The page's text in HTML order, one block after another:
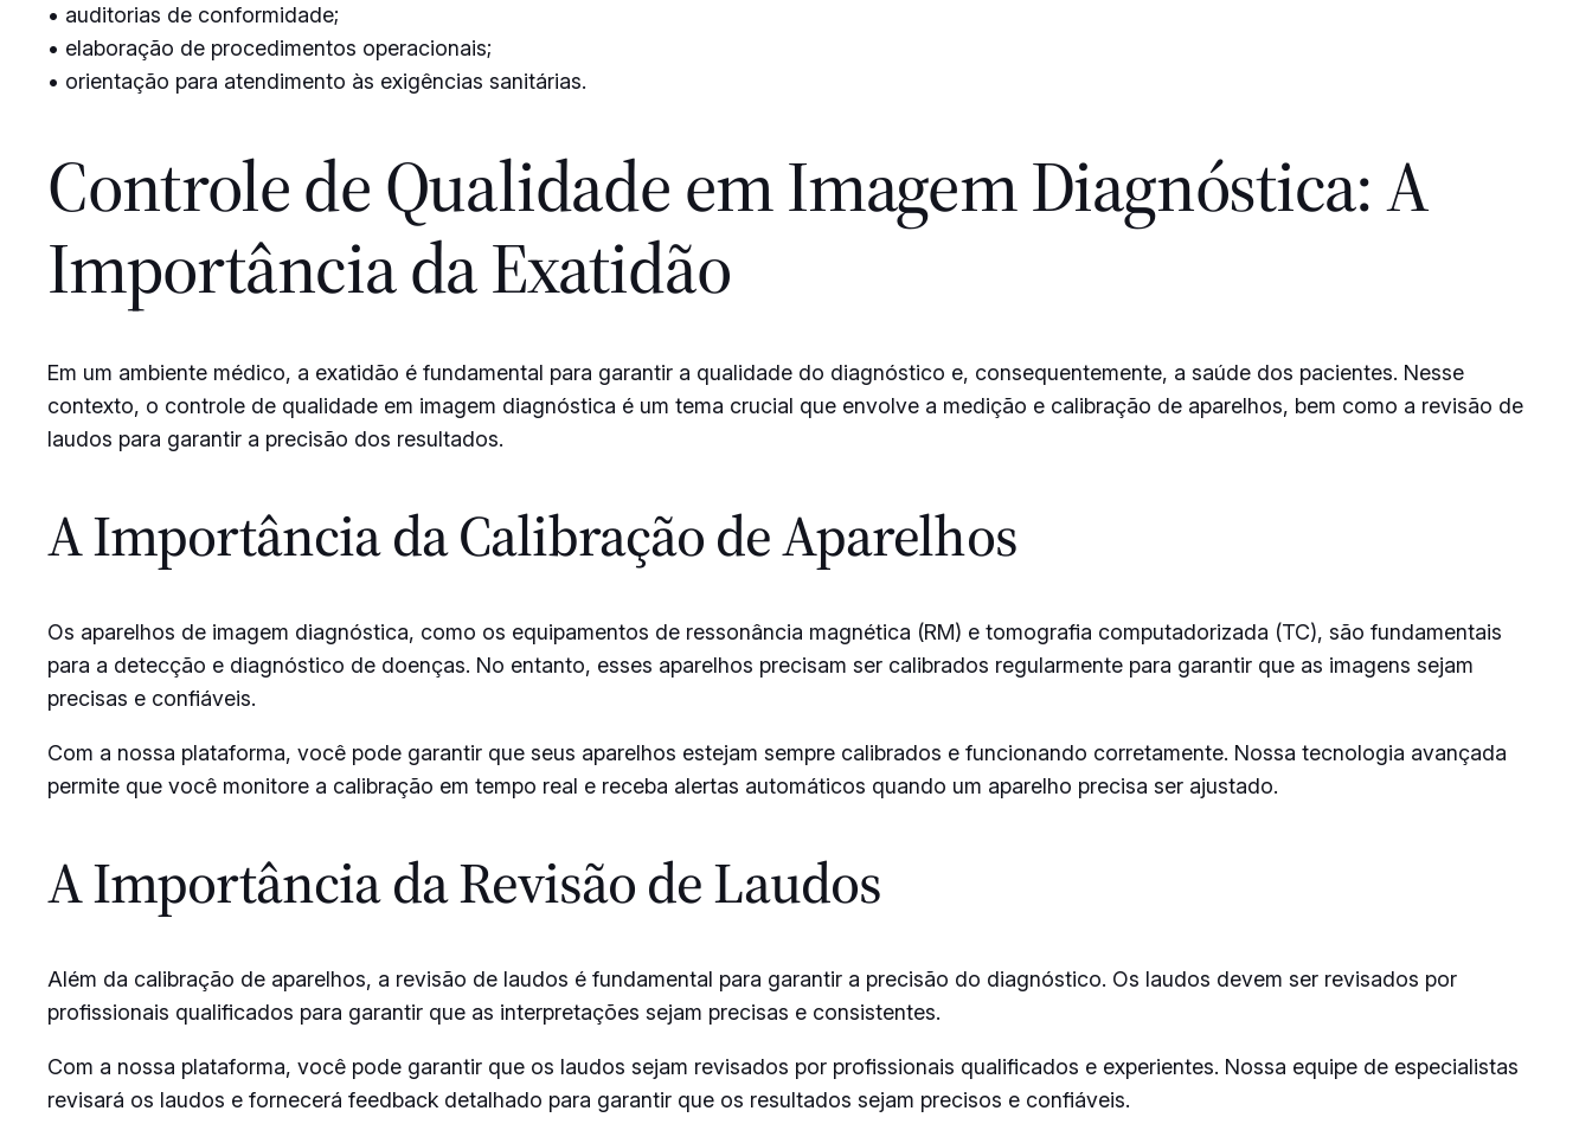
• auditorias de conformidade;
• elaboração de procedimentos operacionais;
• orientação para atendimento às exigências sanitárias.
Controle de Qualidade em Imagem Diagnóstica: A
Importância da Exatidão
Em um ambiente médico, a exatidão é fundamental para garantir a qualidade do diagnóstico e, consequentemente, a saúde dos pacientes. Nesse
contexto, o controle de qualidade em imagem diagnóstica é um tema crucial que envolve a medição e calibração de aparelhos, bem como a revisão de
laudos para garantir a precisão dos resultados.
A Importância da Calibração de Aparelhos
Os aparelhos de imagem diagnóstica, como os equipamentos de ressonância magnética (RM) e tomografia computadorizada (TC), são fundamentais
para a detecção e diagnóstico de doenças. No entanto, esses aparelhos precisam ser calibrados regularmente para garantir que as imagens sejam
precisas e confiáveis.
Com a nossa plataforma, você pode garantir que seus aparelhos estejam sempre calibrados e funcionando corretamente. Nossa tecnologia avançada
permite que você monitore a calibração em tempo real e receba alertas automáticos quando um aparelho precisa ser ajustado.
A Importância da Revisão de Laudos
Além da calibração de aparelhos, a revisão de laudos é fundamental para garantir a precisão do diagnóstico. Os laudos devem ser revisados por
profissionais qualificados para garantir que as interpretações sejam precisas e consistentes.
Com a nossa plataforma, você pode garantir que os laudos sejam revisados por profissionais qualificados e experientes. Nossa equipe de especialistas
revisará os laudos e fornecerá feedback detalhado para garantir que os resultados sejam precisos e confiáveis.